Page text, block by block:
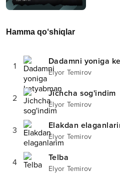
Hamma qo‘shiqlar
1 Dadamni yoniga
Elyor Temirov
2 Jichcha sog'indim
Elyor Temirov
3 Elakdan
Elyor Temirov
4 Telba
Elyor Temirov